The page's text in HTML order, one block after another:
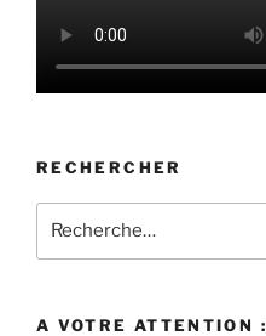
RECHERCHER
pour
A VOTRE ATTENTION :